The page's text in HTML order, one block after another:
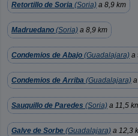
Retortillo de Soria (Soria) a 8,9 km
Madruedano (Soria) a 8,9 km
Condemios de Abajo (Guadalajara) a
Condemios de Arriba (Guadalajara)
Sauquillo de Paredes (Soria) a 11,5
Galve de Sorbe (Guadalajara) a 12,3